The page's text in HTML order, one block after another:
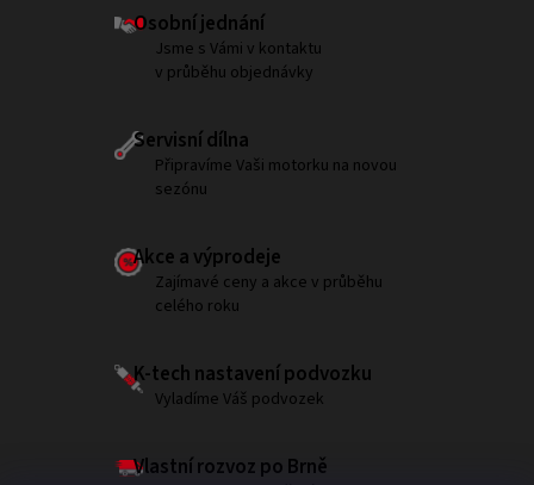
Osobní jednání
Jsme s Vámi v kontaktu
v průběhu objednávky
Servisní dílna
Připravíme Vaši motorku na novou
sezónu
Akce a výprodeje
Zajímavé ceny a akce v průběhu
celého roku
K-tech nastavení podvozku
Vyladíme Váš podvozek
Vlastní rozvoz po Brně